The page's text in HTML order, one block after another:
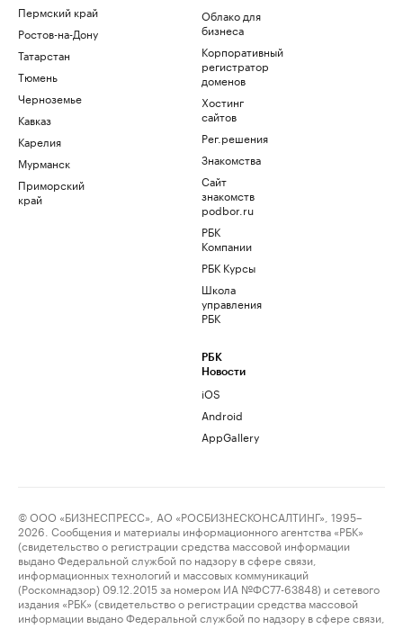
Пермский край
Ростов-на-Дону
Татарстан
Тюмень
Черноземье
Кавказ
Карелия
Мурманск
Приморский
край
Облако для
бизнеса
Корпоративный
регистратор
доменов
Хостинг
сайтов
Рег.решения
Знакомства
Сайт
знакомств
podbor.ru
РБК
Компании
РБК Курсы
Школа
управления
РБК
РБК
Новости
iOS
Android
AppGallery
© ООО «БИЗНЕСПРЕСС», АО «РОСБИЗНЕСКОНСАЛТИНГ», 1995–
2026. Сообщения и материалы информационного агентства «РБК»
(свидетельство о регистрации средства массовой информации
выдано Федеральной службой по надзору в сфере связи,
информационных технологий и массовых коммуникаций
(Роскомнадзор) 09.12.2015 за номером ИА №ФС77-63848) и сетевого
издания «РБК» (свидетельство о регистрации средства массовой
информации выдано Федеральной службой по надзору в сфере связи,